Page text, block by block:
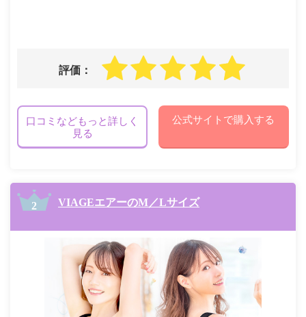
評価：
口コミなどもっと詳しく
見る
公式サイトで購入する
VIAGEエアーのM／Lサイズ